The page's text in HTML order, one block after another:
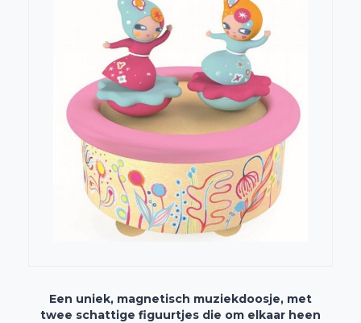
Een uniek, magnetisch muziekdoosje, met
twee schattige figuurtjes die om elkaar heen